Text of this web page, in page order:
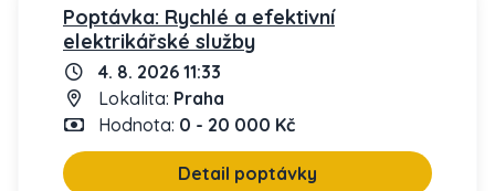
Poptávka: Rychlé a efektivní
elektrikářské služby
4. 8. 2026 11:33
Lokalita: Praha
Hodnota: 0 - 20 000 Kč
Detail poptávky